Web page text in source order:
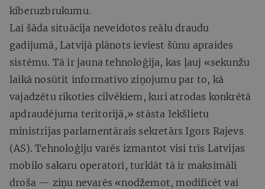
kiberuzbrukumu.
Lai šāda situācija neveidotos reālu draudu
gadījumā, Latvijā plānots ieviest šūnu apraides
sistēmu. Tā ir jauna tehnoloģija, kas ļauj «sekunžu
laikā nosūtīt informatīvo ziņojumu par to, kā
vajadzētu rīkoties cilvēkiem, kuri atrodas konkrētā
apdraudējuma teritorijā,» stāsta Iekšlietu
ministrijas parlamentārais sekretārs Igors Rajevs
(AS). Tehnoloģiju varēs izmantot visi trīs Latvijas
mobilo sakaru operatori, turklāt tā ir maksimāli
droša — ziņu nevarēs «nodžemot, modificēt vai